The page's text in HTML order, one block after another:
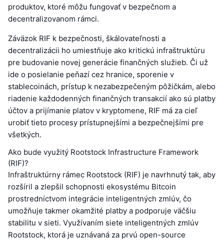
produktov, ktoré môžu fungovať v bezpečnom a
decentralizovanom rámci.
Záväzok RIF k bezpečnosti, škálovateľnosti a
decentralizácii ho umiestňuje ako kritickú infraštruktúru
pre budovanie novej generácie finančných služieb. Či už
ide o posielanie peňazí cez hranice, sporenie v
stablecoinách, prístup k nezabezpečeným pôžičkám, alebo
riadenie každodenných finančných transakcií ako sú platby
účtov a prijímanie platov v kryptomene, RIF má za cieľ
urobiť tieto procesy prístupnejšími a bezpečnejšími pre
všetkých.
Ako bude využitý Rootstock Infrastructure Framework
(RIF)?
Infraštruktúrny rámec Rootstock (RIF) je navrhnutý tak, aby
rozšíril a zlepšil schopnosti ekosystému Bitcoin
prostredníctvom integrácie inteligentných zmlúv, čo
umožňuje takmer okamžité platby a podporuje väčšiu
stabilitu v sieti. Využívaním siete inteligentných zmlúv
Rootstock, ktorá je uznávaná za prvú open-source